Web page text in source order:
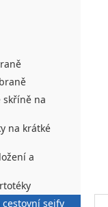
skříně na
na krátké
a
sejfy